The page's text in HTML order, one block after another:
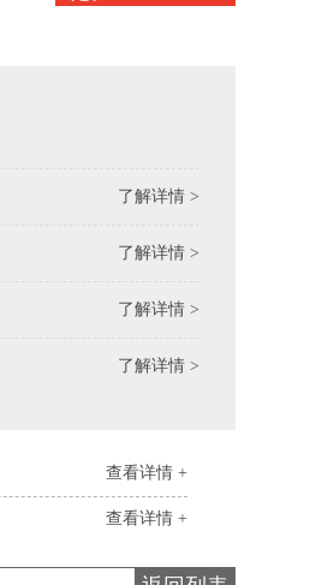
了解详情 >
了解详情 >
了解详情 >
了解详情 >
查看详情 +
查看详情 +